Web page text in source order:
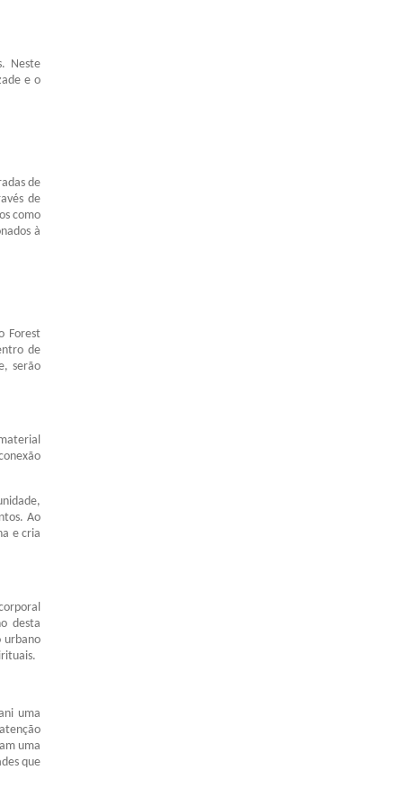
Neste
e o
de
de
como
à
Forest
de
serão
Ao
e cria
desta
urbano
uma
uma
que